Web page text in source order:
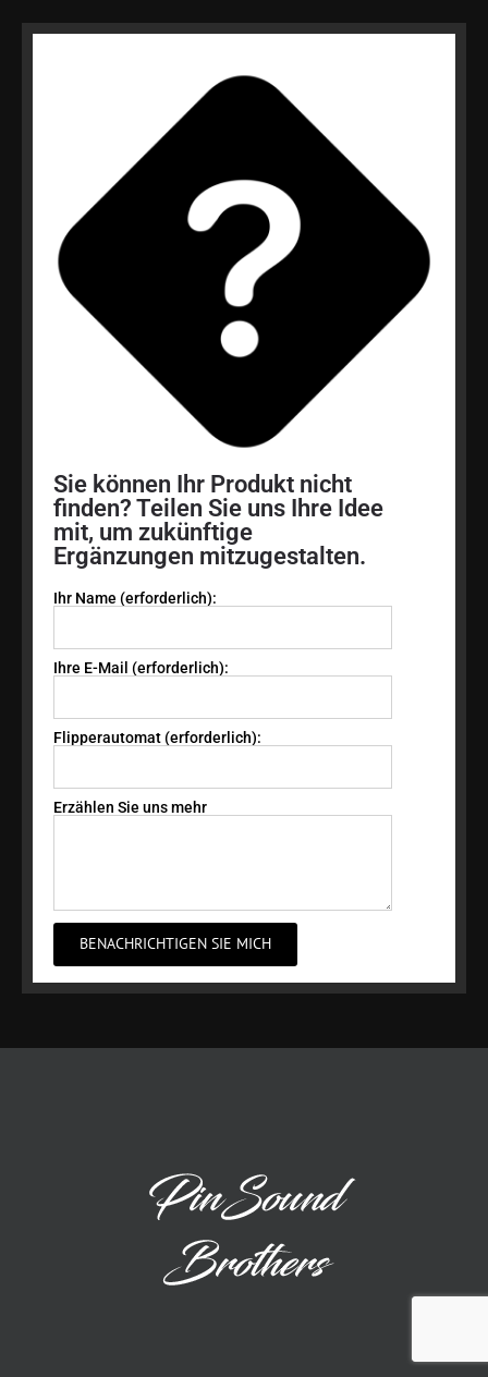
Sie können Ihr Produkt nicht
finden? Teilen Sie uns Ihre Idee
mit, um zukünftige
Ergänzungen mitzugestalten.
Ihr Name (erforderlich):
Ihre E-Mail (erforderlich):
Flipperautomat (erforderlich):
Erzählen Sie uns mehr
BENACHRICHTIGEN SIE MICH